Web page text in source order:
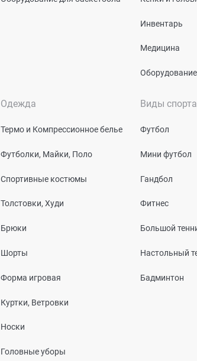
Инвентарь
Медицина
Оборудование
Одежда
Термо и Компрессионное белье
Футболки, Майки, Поло
Спортивные костюмы
Толстовки, Худи
Брюки
Шорты
Форма игровая
Куртки, Ветровки
Носки
Головные уборы
Виды спорта
Футбол
Мини футбол
Гандбол
Фитнес
Большой
Настольный
Бадминтон